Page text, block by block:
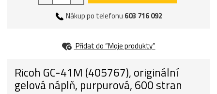
Nákup po telefonu 603 716 092
Přidat do “Moje produkty”
Ricoh GC-41M (405767), originální
gelová náplň, purpurová, 600 stran